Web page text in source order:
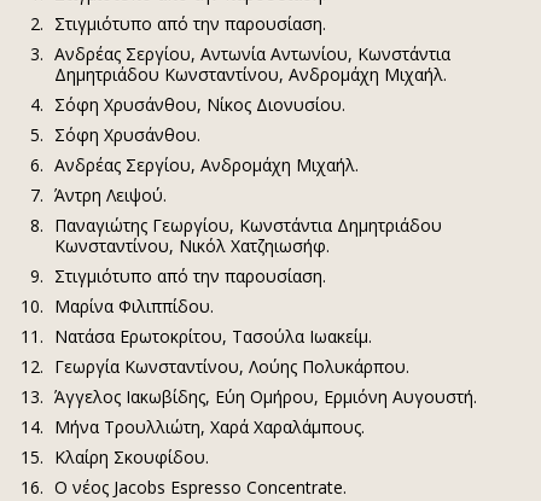
Στιγμιότυπο από την παρουσίαση.
Ανδρέας Σεργίου, Αντωνία Αντωνίου, Κωνστάντια
Δημητριάδου Κωνσταντίνου, Ανδρομάχη Μιχαήλ.
Σόφη Χρυσάνθου, Νίκος Διονυσίου.
Σόφη Χρυσάνθου.
Ανδρέας Σεργίου, Ανδρομάχη Μιχαήλ.
Άντρη Λειψού.
Παναγιώτης Γεωργίου, Κωνστάντια Δημητριάδου
Κωνσταντίνου, Νικόλ Χατζηιωσήφ.
Στιγμιότυπο από την παρουσίαση.
Μαρίνα Φιλιππίδου.
Νατάσα Ερωτοκρίτου, Τασούλα Ιωακείμ.
Γεωργία Κωνσταντίνου, Λούης Πολυκάρπου.
Άγγελος Ιακωβίδης, Εύη Ομήρου, Ερμιόνη Αυγουστή.
Μήνα Τρουλλιώτη, Χαρά Χαραλάμπους.
Κλαίρη Σκουφίδου.
Ο νέος Jacobs Espresso Concentrate.